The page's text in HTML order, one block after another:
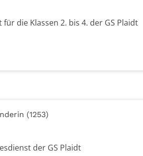
die Klassen 2. bis 4. der GS Plaidt
(1253)
der GS Plaidt